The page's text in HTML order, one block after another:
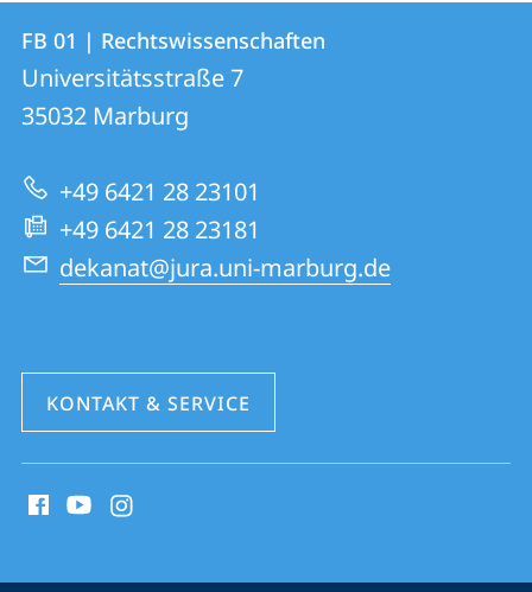
Kontakt
und
Informationen
zur
Website
Kontaktinformationen
FB
01
Rechtswissenschaften
FB 01 | Rechtswissenschaften
Universitätsstraße 7
35032 Marburg
+49 6421 28 23101
+49 6421 28 23181
dekanat@jura.uni-marburg.de
KONTAKT & SERVICE
Media